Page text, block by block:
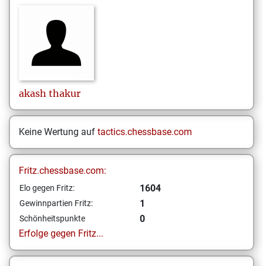
akash thakur
Keine Wertung auf tactics.chessbase.com
Fritz.chessbase.com:
Elo gegen Fritz: 1604
Gewinnpartien Fritz: 1
Schönheitspunkte
0
Erfolge gegen Fritz...